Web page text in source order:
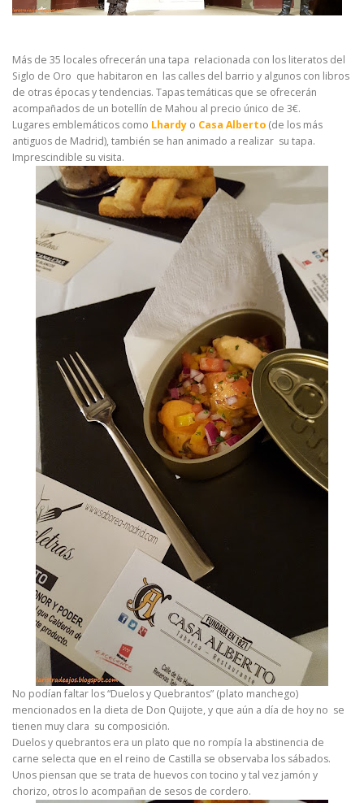
Más de 35 locales ofrecerán una tapa relacionada con los literatos del
Siglo de Oro que habitaron en las calles del barrio y algunos con libros
de otras épocas y tendencias. Tapas temáticas que se ofrecerán
acompañados de un botellín de Mahou al precio único de 3€.
Lugares emblemáticos como Lhardy o Casa Alberto (de los más
antiguos de Madrid), también se han animado a realizar su tapa.
Imprescindible su visita.
No podían faltar los “Duelos y Quebrantos” (plato manchego)
mencionados en la dieta de Don Quijote, y que aún a día de hoy no se
tienen muy clara su composición.
Duelos y quebrantos era un plato que no rompía la abstinencia de
carne selecta que en el reino de Castilla se observaba los sábados.
Unos piensan que se trata de huevos con tocino y tal vez jamón y
chorizo, otros lo acompañan de sesos de cordero.